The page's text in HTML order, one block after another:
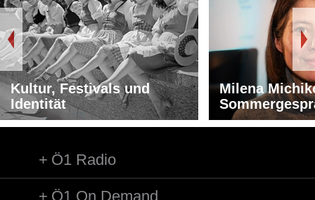
Kultur, Festivals und
Identität
Milena
Ö1 Radio
Ö1 On Demand